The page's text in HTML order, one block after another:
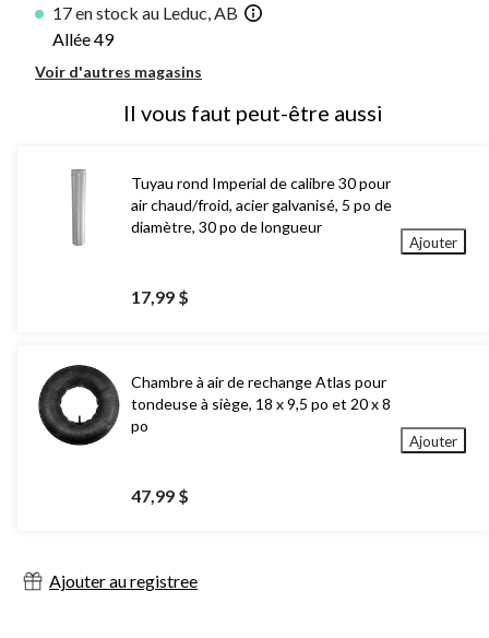
17 en stock au Leduc, AB
Allée 49
Voir d'autres magasins
Il vous faut peut-être aussi
Tuyau rond Imperial de calibre 30 pour
air chaud/froid, acier galvanisé, 5 po de
diamètre, 30 po de longueur
17,99 $
Ajouter
Chambre à air de rechange Atlas pour
tondeuse à siège, 18 x 9,5 po et 20 x 8
po
47,99 $
Ajouter
Ajouter au registree